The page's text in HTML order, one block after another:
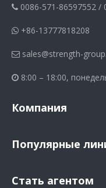
 0086-571-86597552 /
 +86-13777818208
 sales@strength-
 8:00 – 18:00,
Компания
Популярные
Стать агентом